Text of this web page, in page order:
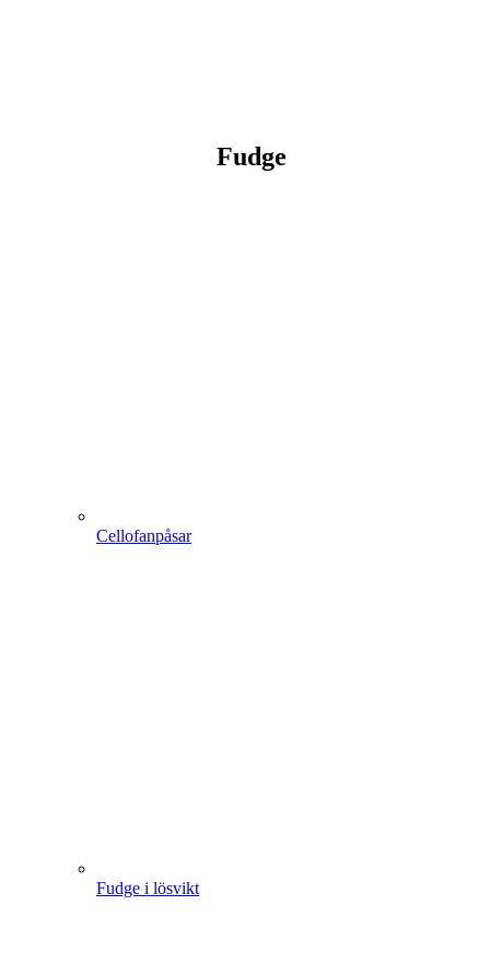
Fudge
Cellofanpåsar
Fudge i lösvikt